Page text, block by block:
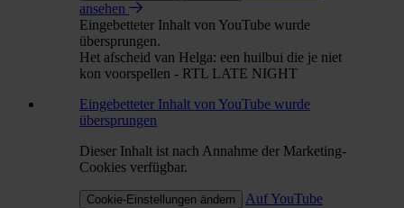
ansehen
Eingebetteter Inhalt von YouTube wurde
übersprungen.
Het afscheid van Helga: een huilbui die je niet
kon voorspellen - RTL LATE NIGHT
Eingebetteter Inhalt von YouTube wurde
übersprungen
Dieser Inhalt ist nach Annahme der Marketing-
Cookies verfügbar.
Cookie-Einstellungen ändern
Auf YouTube